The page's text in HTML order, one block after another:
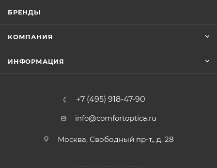
БРЕНДЫ
КОМПАНИЯ
ИНФОРМАЦИЯ
+7 (495) 918-47-90
info@comfortoptica.ru
Москва, Свободный пр-т., д. 28